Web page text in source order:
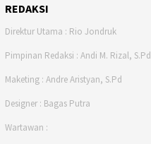
REDAKSI
Direktur Utama : Rio Jondruk
Pimpinan Redaksi : Andi M. Rizal, S.Pd
Maketing : Andre Aristyan, S.Pd
Designer : Bagas Putra
Wartawan :